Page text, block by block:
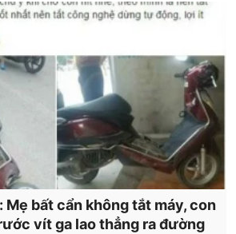
Mẹ bất cẩn không tắt máy, con
vít ga lao thẳng ra đường